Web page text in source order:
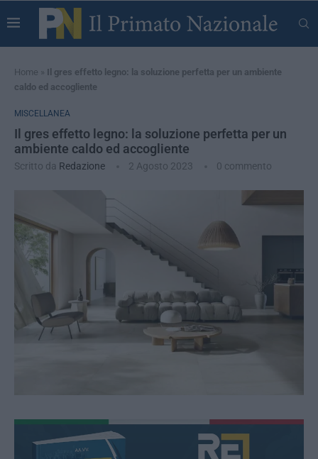
Home » Il gres effetto legno: la soluzione perfetta per un ambiente
caldo ed accogliente
MISCELLANEA
Il gres effetto legno: la soluzione perfetta per un
ambiente caldo ed accogliente
Scritto da Redazione 2 Agosto 2023 0 commento